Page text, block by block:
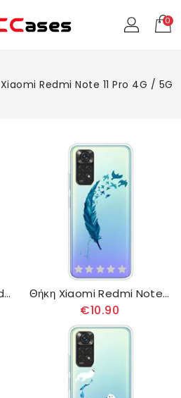
0
Xiaomi Redmi Note 11 Pro 4G / 5G
θηκη κινητου Xiaomi Redmi Note 11 Pro 4G / 5G Μαγική Γυναίκα Θήκη Xiaomi Redmi Note 11 Pro 4G / 5G Όμορφο Φτερό
€10.90